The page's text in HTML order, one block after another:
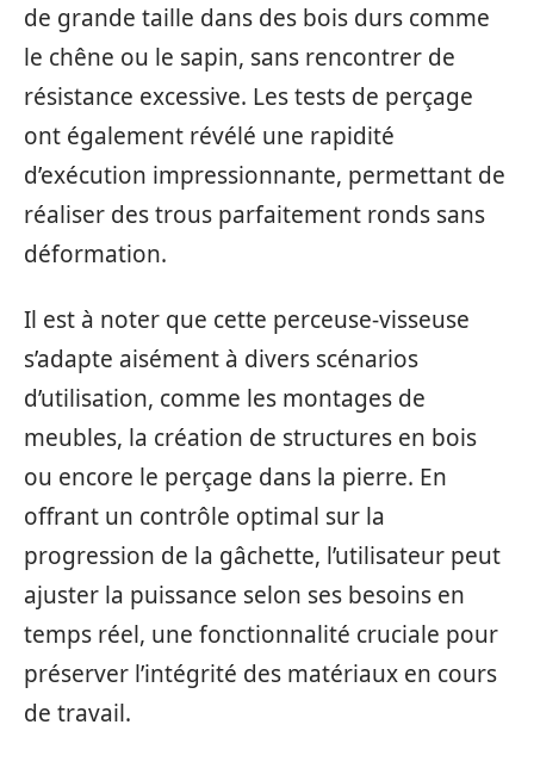
de grande taille dans des bois durs comme
le chêne ou le sapin, sans rencontrer de
résistance excessive. Les tests de perçage
ont également révélé une rapidité
d’exécution impressionnante, permettant de
réaliser des trous parfaitement ronds sans
déformation.
Il est à noter que cette perceuse-visseuse
s’adapte aisément à divers scénarios
d’utilisation, comme les montages de
meubles, la création de structures en bois
ou encore le perçage dans la pierre. En
offrant un contrôle optimal sur la
progression de la gâchette, l’utilisateur peut
ajuster la puissance selon ses besoins en
temps réel, une fonctionnalité cruciale pour
préserver l’intégrité des matériaux en cours
de travail.